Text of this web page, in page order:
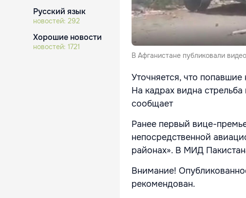
Русский язык
новостей: 292
Хорошие новости
новостей: 1721
В Афганистане публиковали
Уточняется, что
На кадрах видна
сообщает
Ранее первый вице-
непосредственной
районах». В МИД
Внимание!
рекомендован.